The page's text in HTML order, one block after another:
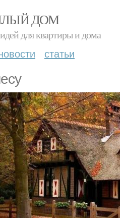
ДОМ
для квартиры и дома
статьи